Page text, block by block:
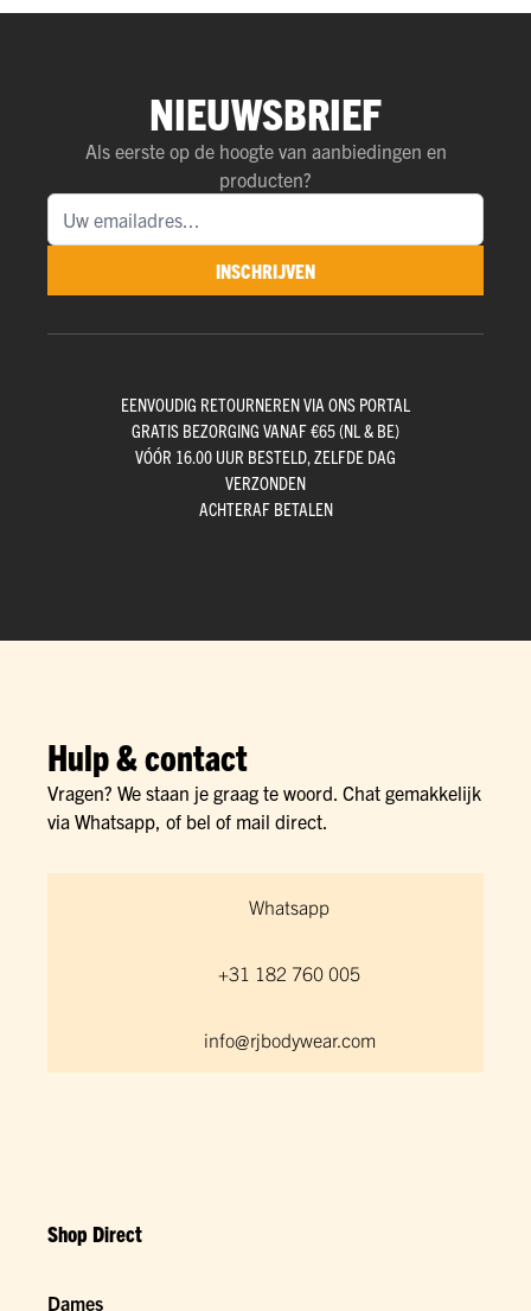
NIEUWSBRIEF
Als eerste op de hoogte van aanbiedingen en
producten?
INSCHRIJVEN
EENVOUDIG RETOURNEREN VIA ONS PORTAL
GRATIS BEZORGING VANAF €65 (NL & BE)
VÓÓR 16.00 UUR BESTELD, ZELFDE DAG
VERZONDEN
ACHTERAF BETALEN
Hulp & contact
Vragen? We staan je graag te woord. Chat gemakkelijk
via Whatsapp, of bel of mail direct.
Whatsapp
+31 182 760 005
info@rjbodywear.com
Shop Direct
Dames